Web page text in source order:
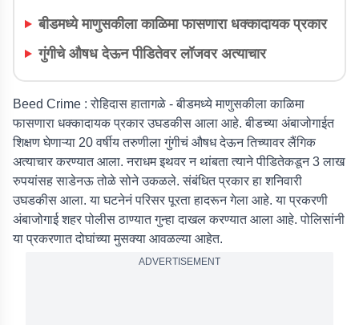
बीडमध्ये माणुसकीला काळिमा फासणारा धक्कादायक प्रकार
गुंगीचे औषध देऊन पीडितेवर लॉजवर अत्याचार
Beed Crime :रोहिदास हातागळे -बीडमध्ये माणुसकीला काळिमा
फासणारा धक्कादायक प्रकार उघडकीस आला आहे. बीडच्या अंबाजोगाईत
शिक्षण घेणाऱ्या 20 वर्षीय तरुणीला गुंगीचं औषध देऊन तिच्यावर लैंगिक
अत्याचार करण्यात आला. नराधम इथवर न थांबता त्याने पीडितेकडून 3 लाख
रुपयांसह साडेनऊ तोळे सोने उकळले. संबंधित प्रकार हा शनिवारी
उघडकीस आला. या घटनेनं परिसर पूरता हादरून गेला आहे. या प्रकरणी
अंबाजोगाई शहर पोलीस ठाण्यात गुन्हा दाखल करण्यात आला आहे. पोलिसांनी
या प्रकरणात दोघांच्या मुसक्या आवळल्या आहेत.
ADVERTISEMENT